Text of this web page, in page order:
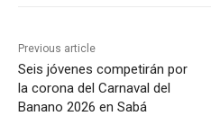
Previous article
Seis jóvenes competirán por
la corona del Carnaval del
Banano 2026 en Sabá